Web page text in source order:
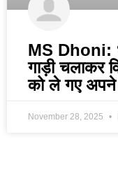
MS Dhoni:
गाड़ी चलाकर
को ले गए
November 28, 2025